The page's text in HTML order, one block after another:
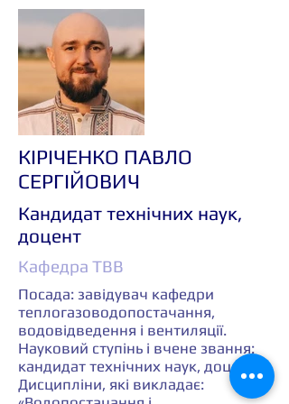
КІРІЧЕНКО ПАВЛО
СЕРГІЙОВИЧ
Кандидат технічних наук,
доцент
Кафедра ТВВ
Посада: завідувач кафедри
теплогазоводопостачання,
водовідведення і вентиляції.
Науковий ступінь і вчене звання:
кандидат технічних наук, доцент.
Дисципліни, які викладає: